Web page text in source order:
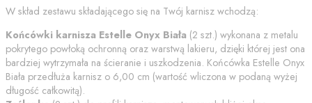
W skład zestawu składającego się na Twój karnisz wchodzą:
Końcówki karnisza Estelle Onyx Biała (2 szt.) wykonana z metalu
pokrytego powłoką ochronną oraz warstwą lakieru, dzięki której jest ona
bardziej wytrzymała na ścieranie i uszkodzenia. Końcówka Estelle Onyx
Biała przedłuża karnisz o 6,00 cm (wartość wliczona w podaną wyżej
długość całkowitą).